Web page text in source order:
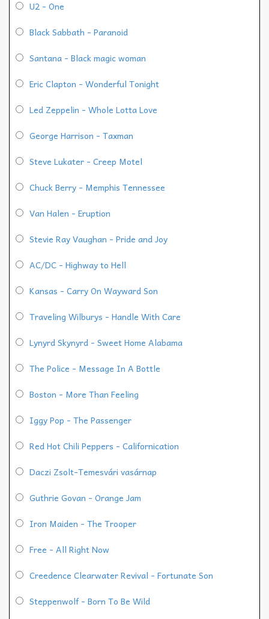
U2 - One
Black Sabbath - Paranoid
Santana - Black magic woman
Eric Clapton - Wonderful Tonight
Led Zeppelin - Whole Lotta Love
George Harrison - Taxman
Steve Lukater - Creep Motel
Chuck Berry - Memphis Tennessee
Van Halen - Eruption
Stevie Ray Vaughan - Pride and Joy
AC/DC - Highway to Hell
Kansas - Carry On Wayward Son
Traveling Wilburys - Handle With Care
Lynyrd Skynyrd - Sweet Home Alabama
The Police - Message In A Bottle
Boston - More Than Feeling
Iggy Pop - The Passenger
Red Hot Chili Peppers - Californication
Daczi Zsolt-Temesvári vasárnap
Guthrie Govan - Orange Jam
Iron Maiden - The Trooper
Free - All Right Now
Creedence Clearwater Revival - Fortunate Son
Steppenwolf - Born To Be Wild